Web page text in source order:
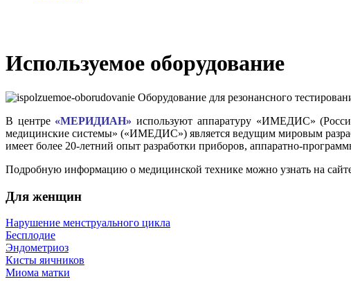
Используемое оборудование
В центре «МЕРИДИАН» используют аппаратуру «ИМЕДИС»
медицинские системы» («ИМЕДИС») является ведущим мировым
имеет более 20-летний опыт разработки приборов, аппаратно-
Подробную информацию о медицинской технике можно узнать на
Для женщин
Нарушение менструального цикла
Бесплодие
Эндометриоз
Кисты яичников
Миома матки